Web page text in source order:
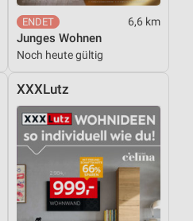
6,6 km
Junges Wohnen
Noch heute gültig
XXXLutz